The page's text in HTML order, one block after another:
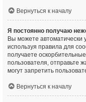
Вернуться к началу
Я постоянно получаю
Вы можете автоматически
используя правила для
получаете
пользователя, отправьте
могут запретить
Вернуться к началу